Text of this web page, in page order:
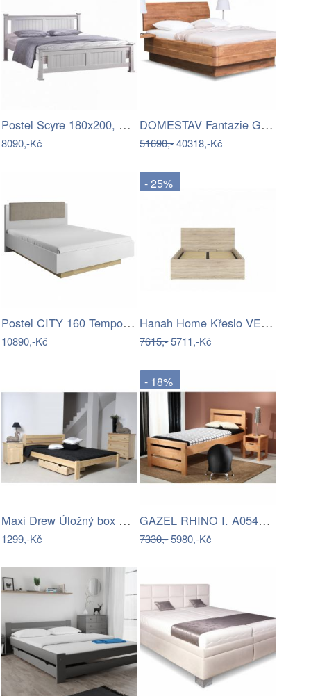
Postel Scyre 180x200, bílá
8090,-Kč
DOMESTAV Fantazie Grande F307
51690,-40318,-Kč
Postel CITY 160 Tempo Kondela
10890,-Kč
- 25%
Hanah Home Křeslo VENUS antracitové
7615,-5711,-Kč
Maxi Drew Úložný box pod postel 150 cm…
1299,-Kč
- 18%
GAZEL RHINO I. A0544 90x200
7330,-5980,-Kč